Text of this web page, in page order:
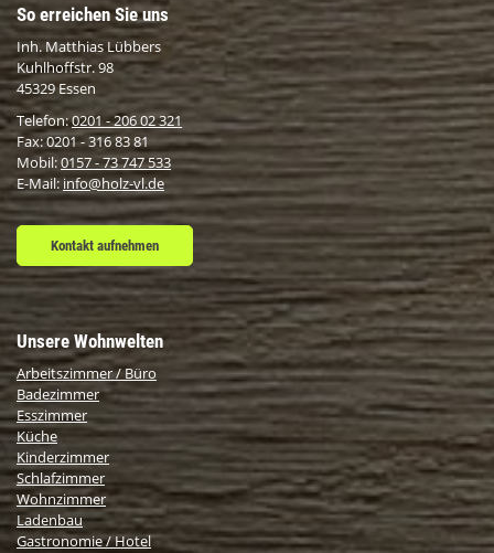
So erreichen Sie uns
Inh. Matthias Lübbers
Kuhlhoffstr. 98
45329 Essen
Telefon:0201 - 206 02 321
Fax: 0201 - 316 83 81
Mobil:0157 - 73 747 533
E-Mail:info@holz-vl.de
Kontakt aufnehmen
Unsere Wohnwelten
Arbeitszimmer / Büro
Badezimmer
Esszimmer
Küche
Kinderzimmer
Schlafzimmer
Wohnzimmer
Ladenbau
Gastronomie / Hotel